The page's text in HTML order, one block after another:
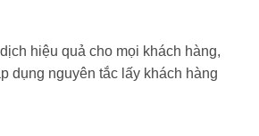
hiệu quả cho mọi khách hàng,
dụng nguyên tắc lấy khách hàng